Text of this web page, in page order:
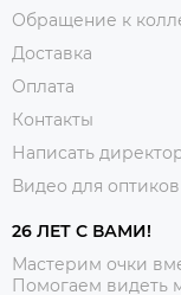
Обращение к
Доставка
Оплата
Контакты
Написать
Видео для оптиков
26 ЛЕТ С ВАМИ!
Мастерим очки
Помогаем видеть